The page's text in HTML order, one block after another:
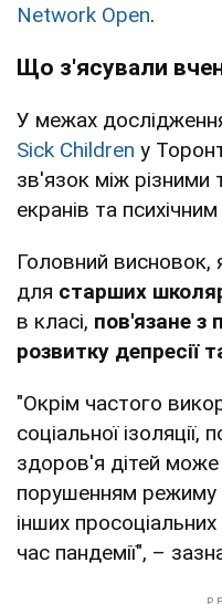
Network Open.
Що з'ясували
У межах
Sick Children у
зв'язок між різними
екранів та
Головний висновок,
для старших
в класі, пов'язане з
розвитку депресії
"Окрім частого
соціальної ізоляції,
здоров'я дітей
порушенням режиму
інших
час пандемії", –